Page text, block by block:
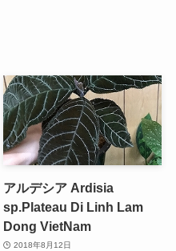
アルデシア Ardisia
sp.Plateau Di Linh Lam
Dong VietNam
2018年8月12日